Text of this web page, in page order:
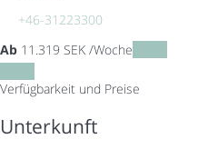
+46-31223300
Ab 11.319 SEK /Woche
Verfügbarkeit und Preise
Unterkunft